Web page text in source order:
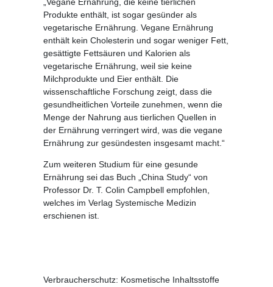
„Vegane Ernährung, die keine tierlichen
Produkte enthält, ist sogar gesünder als
vegetarische Ernährung. Vegane Ernährung
enthält kein Cholesterin und sogar weniger Fett,
gesättigte Fettsäuren und Kalorien als
vegetarische Ernährung, weil sie keine
Milchprodukte und Eier enthält. Die
wissenschaftliche Forschung zeigt, dass die
gesundheitlichen Vorteile zunehmen, wenn die
Menge der Nahrung aus tierlichen Quellen in
der Ernährung verringert wird, was die vegane
Ernährung zur gesündesten insgesamt macht.“
Zum weiteren Studium für eine gesunde
Ernährung sei das Buch „China Study“ von
Professor Dr. T. Colin Campbell empfohlen,
welches im Verlag Systemische Medizin
erschienen ist.
Verbraucherschutz: Kosmetische Inhaltsstoffe